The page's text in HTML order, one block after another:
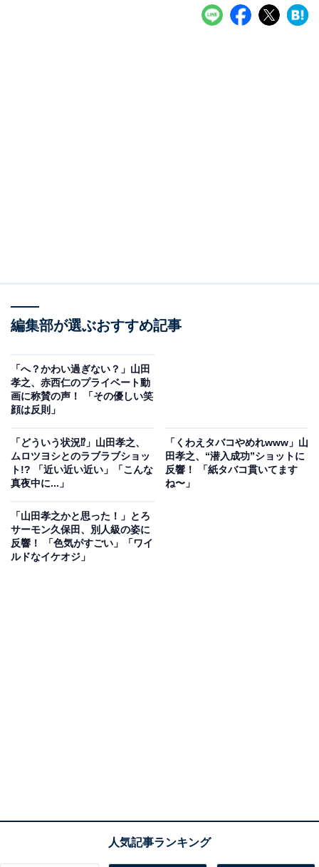
編集部が選ぶおすすめ記事
「へ？かわい過ぎない？」山田
孝之、赤西仁のプライベート動
画に称賛の声！ 「その優しい笑
顔は反則」
「どういう状況⁉」山田孝之、
ムロツヨシとのラブラブショッ
ト!? 「近い近い近い」「こんな
真夜中に...」
「くわえタバコやめれwww」山
田孝之、“潜入成功”ショットに
反響！ 「紙タバコ貫いてます
ね〜」
「山田孝之かと思った！」とろ
サーモン久保田、別人級の姿に
反響！ 「色気がすごい」「ワイ
ルドなイケオジ」